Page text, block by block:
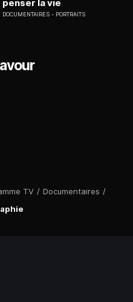
TV / Documentaires /
penser la vie
DOCUMENTAIRES PORTRAITS